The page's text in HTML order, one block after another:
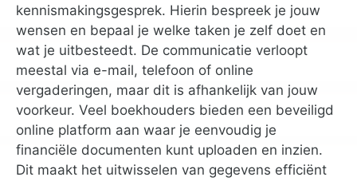
kennismakingsgesprek. Hierin bespreek je jouw
wensen en bepaal je welke taken je zelf doet en
wat je uitbesteedt. De communicatie verloopt
meestal via e-mail, telefoon of online
vergaderingen, maar dit is afhankelijk van jouw
voorkeur. Veel boekhouders bieden een beveiligd
online platform aan waar je eenvoudig je
financiële documenten kunt uploaden en inzien.
Dit maakt het uitwisselen van gegevens efficiënt